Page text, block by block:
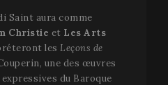
Saint aura comme
Christie et Les Arts
les Leçons de
une des œuvres
du Baroque